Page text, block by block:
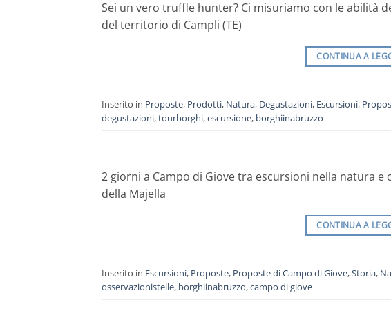
Sei un vero truffle hunter? Ci misuriamo con le abilità
del territorio di Campli (TE)
CONTINUA A
Inserito in Proposte, Prodotti, Natura, Degustazioni, Escursioni,
degustazioni,tourborghi,escursione, borghiinabruzzo
2 giorni a Campo di Giove tra escursioni nella natura
della Majella
CONTINUA A
Inserito in Escursioni, Proposte, Proposte di Campo di Giove,Storia,
osservazionistelle, borghiinabruzzo,campo di giove